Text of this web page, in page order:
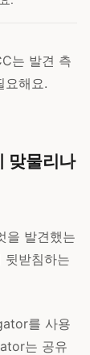
는 발견 측
요해요.
맞물리나
을 발견했는
뒷받침하는
를 사용
는 공유